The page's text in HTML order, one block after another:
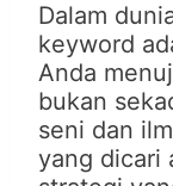
Dalam
keyword
Anda
bukan
seni dan
yang dicari